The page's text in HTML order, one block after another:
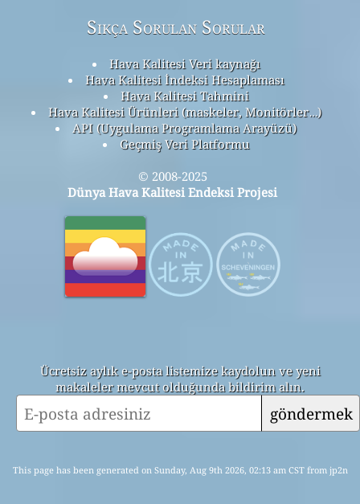
Sıkça Sorulan Sorular
Hava Kalitesi Veri kaynağı
Hava Kalitesi İndeksi Hesaplaması
Hava Kalitesi Tahmini
Hava Kalitesi Ürünleri (maskeler, Monitörler…)
API (Uygulama Programlama Arayüzü)
Geçmiş Veri Platformu
© 2008-2025
Dünya Hava Kalitesi Endeksi Projesi
Ücretsiz aylık e-posta listemize kaydolun ve yeni
makaleler mevcut olduğunda bildirim alın.
göndermek
This page has been generated on Sunday, Aug 9th 2026, 02:13 am CST from jp2n